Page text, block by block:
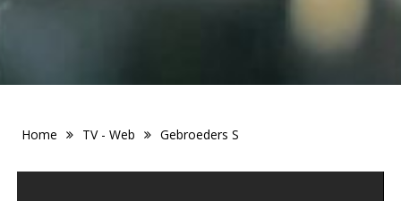
Home TV - Web Gebroeders S